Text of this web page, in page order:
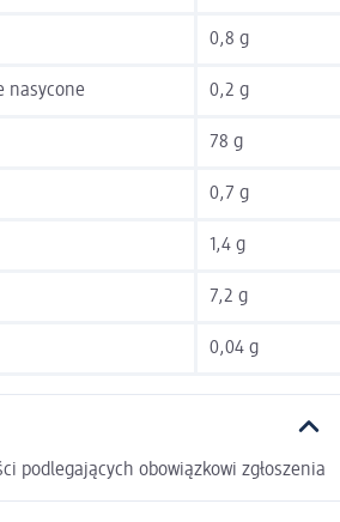
0,8 g
nasycone 0,2 g
78 g
0,7 g
1,4 g
7,2 g
0,04 g
podlegających obowiązkowi zgłoszenia